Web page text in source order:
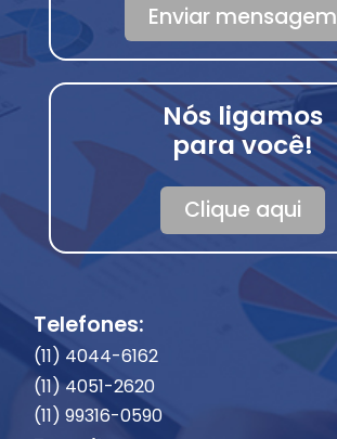
Enviar mensagem
Nós ligamos
para você!
Clique aqui
Telefones:
(11) 4044-6162
(11) 4051-2620
(11) 99316-0590